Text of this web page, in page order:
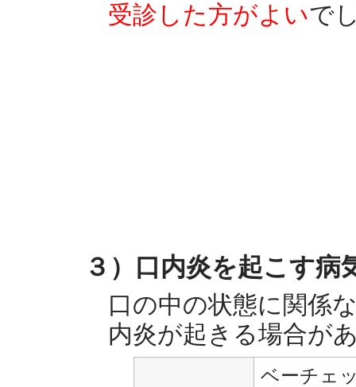
受診した方がよいで
３）口内炎を起こす病
口の中の状態に関係
内炎が起きる場合が
ベーチェ